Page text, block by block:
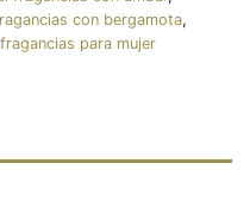
con bergamota,
para mujer